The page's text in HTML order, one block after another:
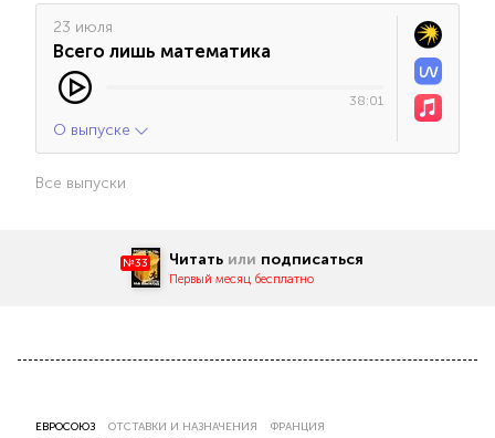
23 июля
Всего лишь математика
38:01
О выпуске
Все выпуски
№33 Читать или подписаться
Первый месяц бесплатно
ЕВРОСОЮЗ ОТСТАВКИ И НАЗНАЧЕНИЯ
ФРАНЦИЯ